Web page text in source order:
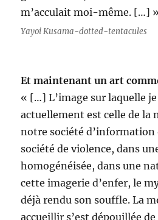
m’acculait moi-même. […] »
Yayoi Kusama-dotted-tentacules
Et maintenant un art
« […] L’image sur laquelle
actuellement est celle de la
notre société d’information
société de violence, dans
homogénéisée, dans une
cette imagerie d’enfer, le
déjà rendu son souffle. La
accueillir s’est dépouillée